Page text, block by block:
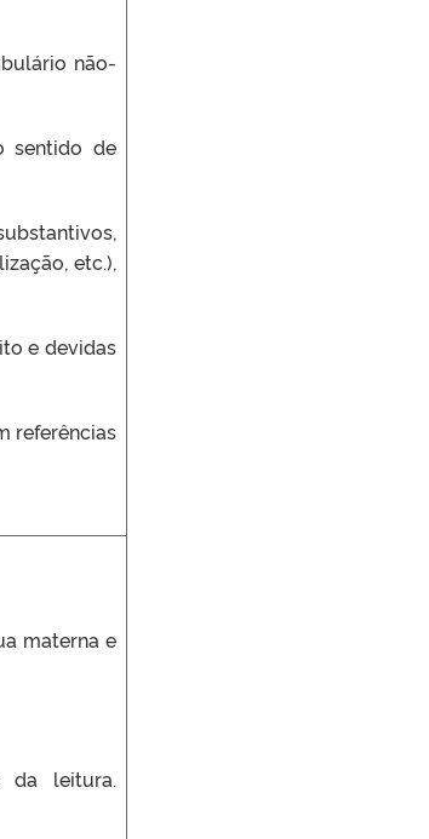
não-
sentido de
etc.),
e devidas
referências
materna e
da leitura.